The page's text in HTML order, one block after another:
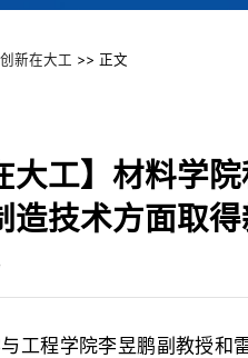
创新在大工 >> 正文
大工】材料学
造技术方面取
工程学院李昱鹏副教授和